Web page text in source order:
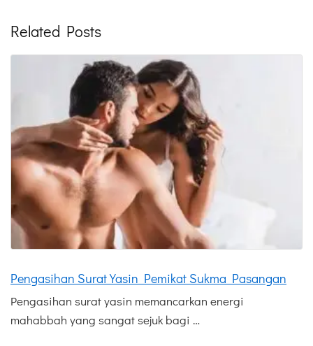
Related Posts
Pengasihan Surat Yasin Pemikat Sukma Pasangan
Pengasihan surat yasin memancarkan energi
mahabbah yang sangat sejuk bagi …